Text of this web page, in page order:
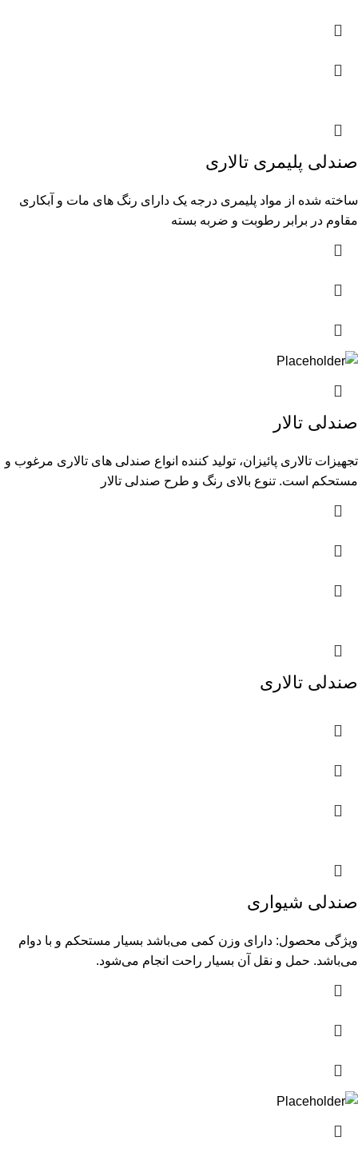
صندلی پلیمری تالاری
ساخته شده از مواد پلیمری درجه یک دارای رنگ های مات و آبکاری
مقاوم در برابر رطوبت و ضربه بسته
صندلی تالار
تجهیزات تالاری پائیزان، تولید کننده انواع صندلی های تالاری مرغوب و
مستحکم است. تنوع بالای رنگ و طرح صندلی تالار
صندلی تالاری
صندلی شیواری
ویژگی محصول: دارای وزن کمی می‌باشد بسیار مستحکم و با دوام
می‌باشد. حمل و نقل آن بسیار راحت انجام می‌شود.